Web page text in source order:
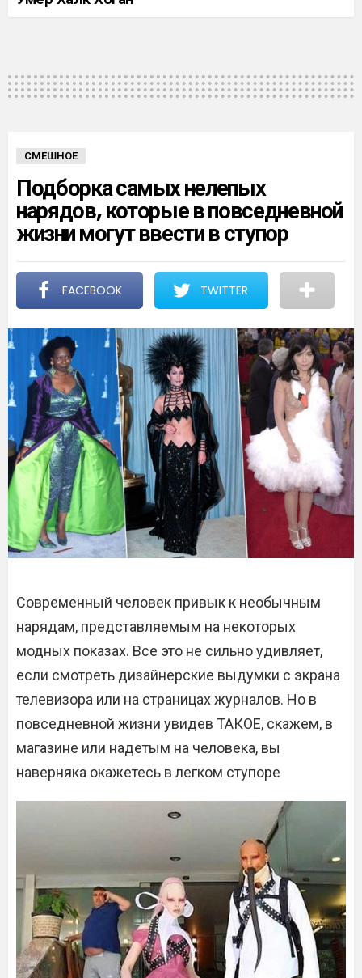
СМЕШНОЕ
Подборка самых нелепых
нарядов, которые в повседневной
жизни могут ввести в ступор
FACEBOOK TWITTER
Современный человек привык к необычным
нарядам, представляемым на некоторых
модных показах. Все это не сильно удивляет,
если смотреть дизайнерские выдумки с экрана
телевизора или на страницах журналов. Но в
повседневной жизни увидев ТАКОЕ, скажем, в
магазине или надетым на человека, вы
наверняка окажетесь в легком ступоре